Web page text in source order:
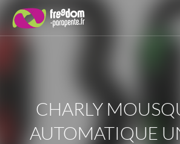
CHARLY
AUTOMATIQUE